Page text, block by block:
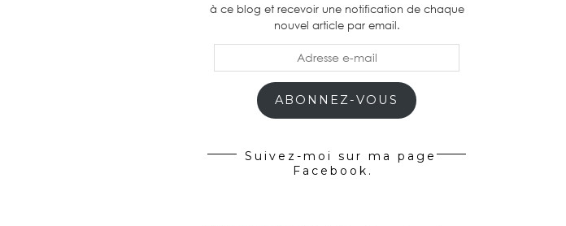
à ce blog et recevoir une notification de chaque
nouvel article par email.
ABONNEZ-VOUS
Suivez-moi sur ma page
Facebook.